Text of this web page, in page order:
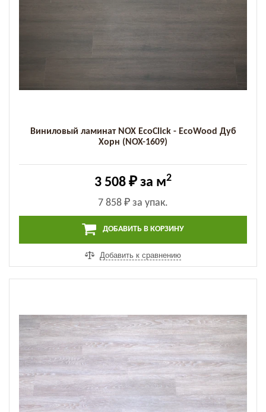
Виниловый ламинат NOX EcoClick - EcoWood Дуб
Хорн (NOX-1609)
3 508 ₽ за м2
7 858 ₽ за упак.
ДОБАВИТЬ В КОРЗИНУ
Добавить к сравнению